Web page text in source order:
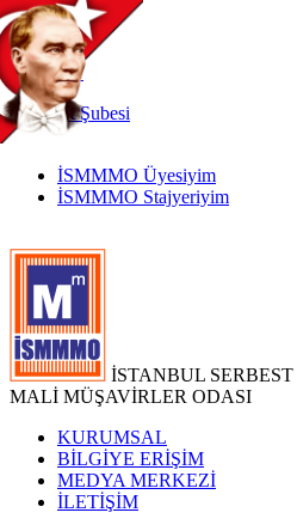
TR
|
EN
İnternetŞubesi
İSMMMO Üyesiyim
İSMMMO Stajyeriyim
İSTANBUL
MALİ MÜŞAVİRLER ODASI
KURUMSAL
BİLGİYE ERİŞİM
MEDYA MERKEZİ
İLETİŞİM